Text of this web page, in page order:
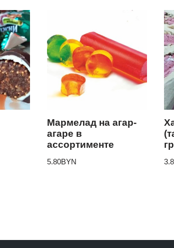
Мармелад на агар-
агаре в
ассортименте
5.80BYN